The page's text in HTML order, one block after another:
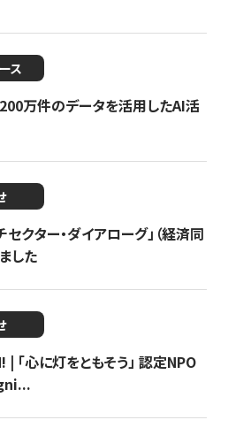
ス
万件のデータを活用したAI活
クター・ダイアローグ」（経済同
した
「心に灯をともそう」 認定NPO